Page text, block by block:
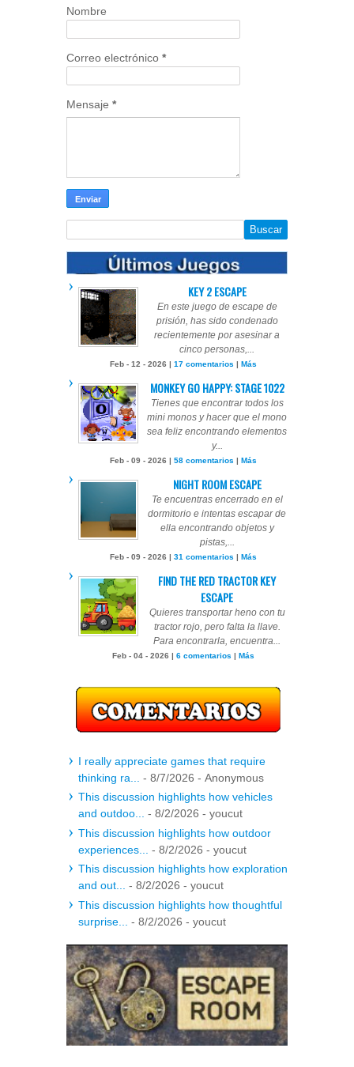
Nombre
Correo electrónico *
Mensaje *
KEY 2 ESCAPE
En este juego de escape de
prisión, has sido condenado
recientemente por asesinar a
cinco personas,...
Feb - 12 - 2026 | 17 comentarios | Más
MONKEY GO HAPPY: STAGE 1022
Tienes que encontrar todos los
mini monos y hacer que el mono
sea feliz encontrando elementos
y...
Feb - 09 - 2026 | 58 comentarios | Más
NIGHT ROOM ESCAPE
Te encuentras encerrado en el
dormitorio e intentas escapar de
ella encontrando objetos y
pistas,...
Feb - 09 - 2026 | 31 comentarios | Más
FIND THE RED TRACTOR KEY
ESCAPE
Quieres transportar heno con tu
tractor rojo, pero falta la llave.
Para encontrarla, encuentra...
Feb - 04 - 2026 | 6 comentarios | Más
I really appreciate games that require
thinking ra...
- 8/7/2026 - Anonymous
This discussion highlights how vehicles
and outdoo... - 8/2/2026 - youcut
This discussion highlights how outdoor
experiences...
- 8/2/2026 - youcut
This discussion highlights how exploration
and out... - 8/2/2026 - youcut
This discussion highlights how thoughtful
surprise...
- 8/2/2026 - youcut